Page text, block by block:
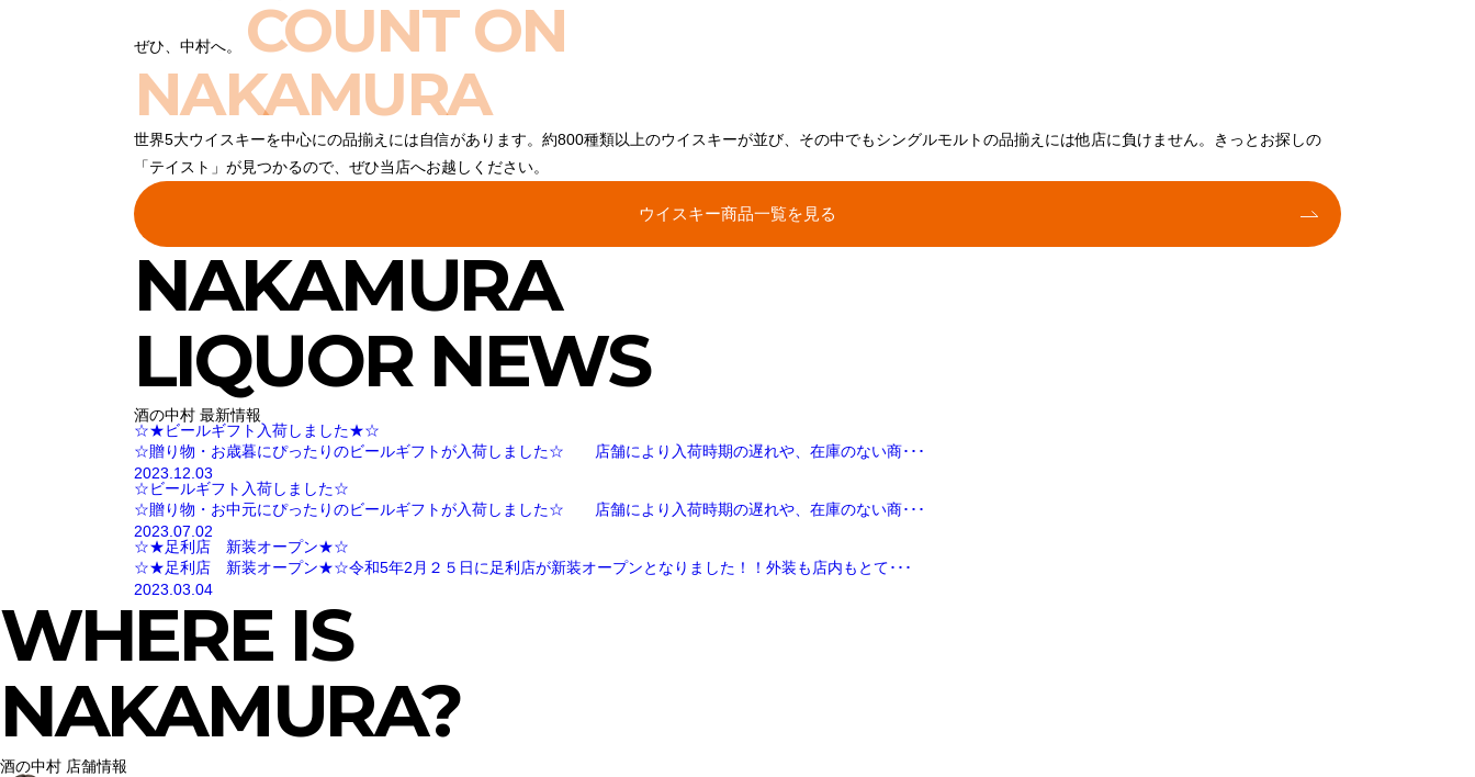
ぜひ、中村へ。
COUNT ON
NAKAMURA
世界5大ウイスキーを中心にの品揃えには自信があります。約800種類以上のウイスキーが並び、その中でもシングルモルトの品揃えには他店に負けません。きっとお探しの
「テイスト」が見つかるので、ぜひ当店へお越しください。
ウイスキー商品一覧を見る
NAKAMURA
LIQUOR NEWS
酒の中村 最新情報
☆★ビールギフト入荷しました★☆
☆贈り物・お歳暮にぴったりのビールギフトが入荷しました☆ 店舗により入荷時期の遅れや、在庫のない商･･･
2023.12.03
☆ビールギフト入荷しました☆
☆贈り物・お中元にぴったりのビールギフトが入荷しました☆ 店舗により入荷時期の遅れや、在庫のない商･･･
2023.07.02
☆★足利店 新装オープン★☆
☆★足利店 新装オープン★☆令和5年2月２５日に足利店が新装オープンとなりました！！外装も店内もとて･･･
2023.03.04
WHERE IS
NAKAMURA?
酒の中村 店舗情報